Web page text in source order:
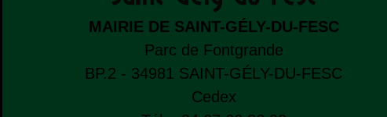
MAIRIE DE SAINT-GÉLY-DU-FESC
Parc de Fontgrande
BP.2 - 34981 SAINT-GÉLY-DU-FESC
Cedex